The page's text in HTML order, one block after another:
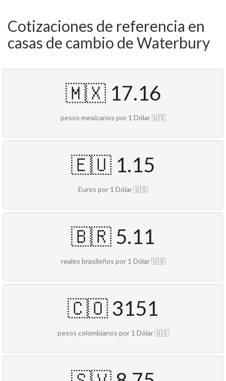
Cotizaciones de referencia en
casas de cambio de Waterbury
🇲🇽 17.16
pesos mexicanos por 1 Dólar 🇺🇸
🇪🇺 1.15
Euros por 1 Dólar 🇺🇸
🇧🇷 5.11
reales brasileños por 1 Dólar 🇺🇸
🇨🇴 3151
pesos colombianos por 1 Dólar 🇺🇸